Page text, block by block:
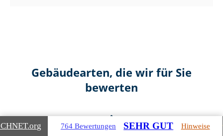
Gebäudearten, die wir für Sie
bewerten
.org 764 Bewertungen SEHR GUT Hinweise